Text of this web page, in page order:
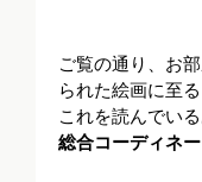
ご覧の通り、お
られた絵画に至
これを読んでい
総合コーディネ